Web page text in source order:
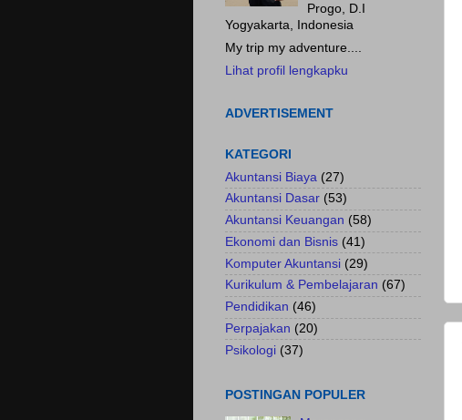
Progo, D.I
Yogyakarta, Indonesia
My trip my adventure....
Lihat profil lengkapku
ADVERTISEMENT
KATEGORI
Akuntansi Biaya (27)
Akuntansi Dasar (53)
Akuntansi Keuangan (58)
Ekonomi dan Bisnis (41)
Komputer Akuntansi (29)
Kurikulum & Pembelajaran (67)
Pendidikan (46)
Perpajakan (20)
Psikologi (37)
POSTINGAN POPULER